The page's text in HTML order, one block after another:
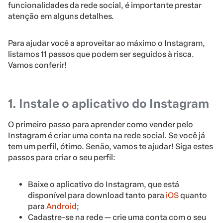
funcionalidades da rede social, é importante prestar
atenção em alguns detalhes.
Para ajudar você a aproveitar ao máximo o Instagram,
listamos 11 passos que podem ser seguidos à risca.
Vamos conferir!
1. Instale o aplicativo do Instagram
O primeiro passo para aprender como vender pelo
Instagram é criar uma conta na rede social. Se você já
tem um perfil, ótimo. Senão, vamos te ajudar! Siga estes
passos para criar o seu perfil:
Baixe o aplicativo do Instagram, que está
disponível para download tanto para iOSquanto
para Android;
Cadastre-se na rede — crie uma conta com o seu